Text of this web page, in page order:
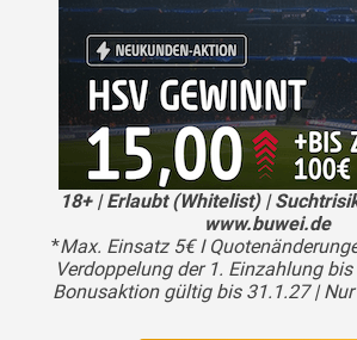
18+ | Erlaubt (Whitelist) |
www.buwei.de
*Max. Einsatz 5€ I
Verdoppelung der 1. Einzahlung bis
Bonusaktion gültig bis 31.1.27 |